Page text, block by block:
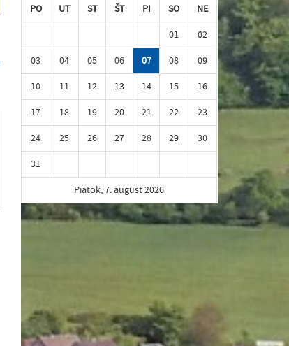
PO UT ST ŠT PI SO
NE
01
02
03
04 05 06 07 08
09
10
11 12 13 14 15
16
17
18 19 20 21 22
23
24
25 26 27 28 29
30
31
Piatok, 7. august 2026